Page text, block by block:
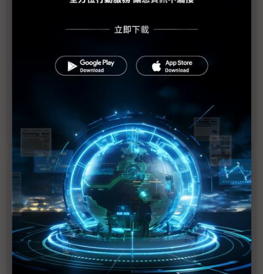
牽動CoWoS需求 傳NVIDIA調整Blackwell產品線
CoWoS續加單！NVIDIA、台積電估再掀超標秀
近７天熱門報導
MLCC訂單過熱、出貨比創高 村田示警全球AI基
建熱潮將趨緩
2027全年記憶體產能提前售罄 買家「祕而不
宣」只怕買不夠